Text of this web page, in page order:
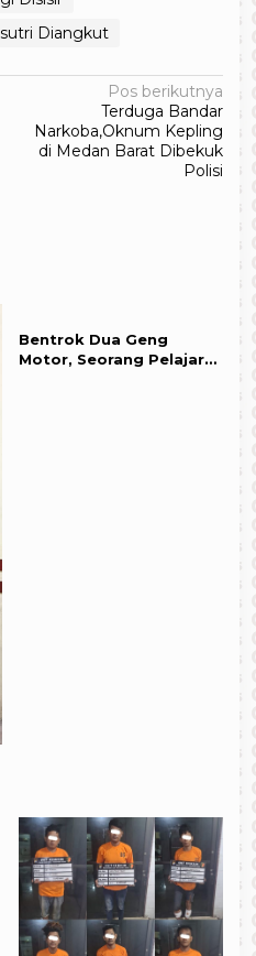
Diangkut
Pos berikutnya
Terduga Bandar
Narkoba,Oknum Kepling
di Medan Barat Dibekuk
Polisi
Bentrok Dua Geng
Motor, Seorang Pelajar